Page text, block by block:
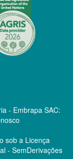
- Embrapa SAC:
sob a Licença
- SemDerivações